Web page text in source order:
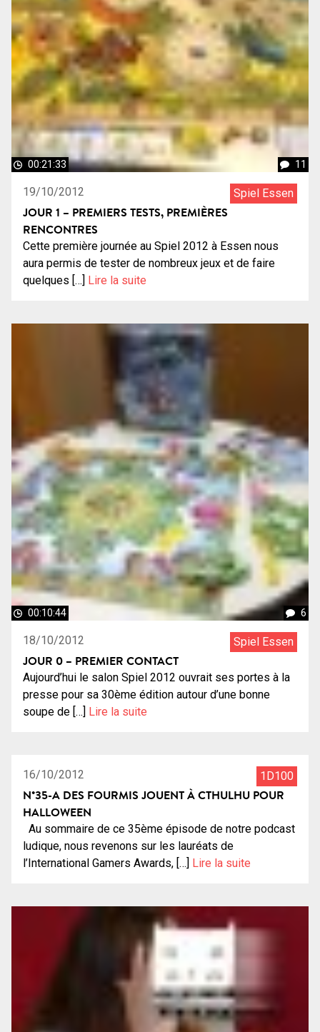
00:21:33 11
19/10/2012 Spiel Essen
JOUR 1 – PREMIERS TESTS, PREMIÈRES
RENCONTRES
Cette première journée au Spiel 2012 à Essen nous
aura permis de tester de nombreux jeux et de faire
quelques […] Lire la suite
00:10:44 6
18/10/2012 Spiel Essen
JOUR 0 – PREMIER CONTACT
Aujourd’hui le salon Spiel 2012 ouvrait ses portes à la
presse pour sa 30ème édition autour d’une bonne
soupe de […] Lire la suite
16/10/2012 1D100
N°35-A DES FOURMIS JOUENT À CTHULHU POUR
HALLOWEEN
Au sommaire de ce 35ème épisode de notre podcast
ludique, nous revenons sur les lauréats de
l’International Gamers Awards, […] Lire la suite